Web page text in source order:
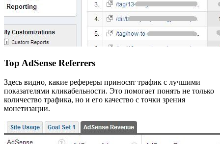
Top AdSense Referrers
Здесь видно, какие рефереры приносят трафик с лучшими
показателями кликабельности. Это помогает понять не только
количество трафика, но и его качество с точки зрения
монетизации.